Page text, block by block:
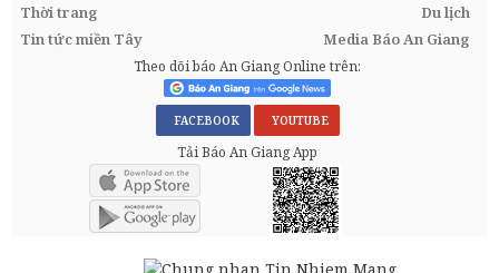
Thời trang
Du lịch
Tin tức miền Tây
Media Báo An Giang
Theo dõi báo An Giang Online trên:
FACEBOOK YOUTUBE
Tải Báo An Giang App